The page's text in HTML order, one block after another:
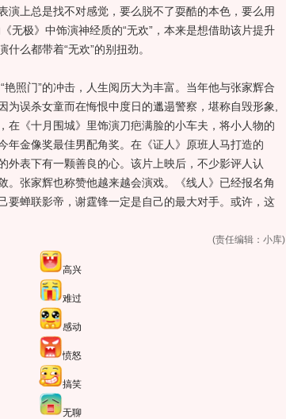
演上总是找不对感觉，要么脱不了耍酷的本色，要么用
无极》中饰演神经质的“无欢”，本来是想借助该片提升
么都带着“无欢”的别扭劲。
门”的冲击，人生阅历大为丰富。当年他与张家辉合
误杀女童而在悔恨中度日的邋遢警察，堪称自毁形象,
在《十月围城》里饰演刀疤满脸的小车夫，将小人物的
年金像奖最佳男配角奖。在《证人》原班人马打造的
外表下有一颗善良的心。该片上映后，不少影评人认
。张家辉也称赞他越来越会演戏。《线人》已经报名角
要蝉联影帝，谢霆锋一定是自己的最大对手。或许，这
(责任编辑：小库)
高兴
难过
感动
愤怒
搞笑
无聊